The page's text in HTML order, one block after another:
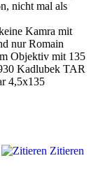
nicht mal als
Kamra mit
nur Romain
Objektiv mit 135
Kadlubek TAR
4,5x135
Zitieren